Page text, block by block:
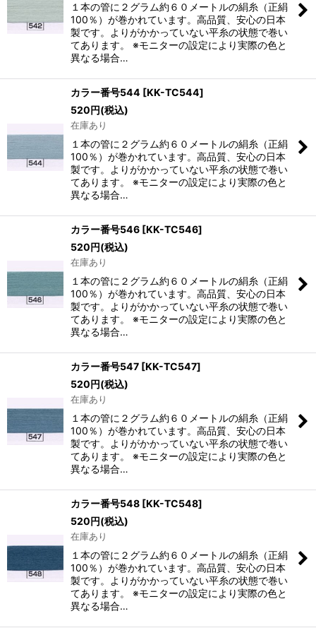
１本の管に２グラム約６０メートルの絹糸（正絹
100％）が巻かれています。高品質、安心の日本
製です。よりがかかっていない平糸の状態で巻い
てあります。 ※モニターの設定により実際の色と
異なる場合…
カラー番号544 [KK-TC544]
520円(税込)
在庫あり
１本の管に２グラム約６０メートルの絹糸（正絹
100％）が巻かれています。高品質、安心の日本
製です。よりがかかっていない平糸の状態で巻い
てあります。 ※モニターの設定により実際の色と
異なる場合…
カラー番号546 [KK-TC546]
520円(税込)
在庫あり
１本の管に２グラム約６０メートルの絹糸（正絹
100％）が巻かれています。高品質、安心の日本
製です。よりがかかっていない平糸の状態で巻い
てあります。 ※モニターの設定により実際の色と
異なる場合…
カラー番号547 [KK-TC547]
520円(税込)
在庫あり
１本の管に２グラム約６０メートルの絹糸（正絹
100％）が巻かれています。高品質、安心の日本
製です。よりがかかっていない平糸の状態で巻い
てあります。 ※モニターの設定により実際の色と
異なる場合…
カラー番号548 [KK-TC548]
520円(税込)
在庫あり
１本の管に２グラム約６０メートルの絹糸（正絹
100％）が巻かれています。高品質、安心の日本
製です。よりがかかっていない平糸の状態で巻い
てあります。 ※モニターの設定により実際の色と
異なる場合…